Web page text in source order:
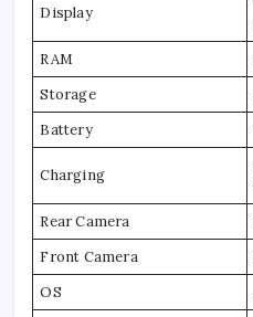
Display
RAM
Storage
Battery
Charging
Rear Camera
Front Camera
OS